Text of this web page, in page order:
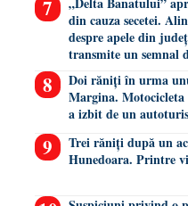
din cauza secetei.
despre apele din
transmite un semnal
Doi răniți în urma
Margina. Motocicleta
a izbit de un
Trei răniți după un
Hunedoara. Printre